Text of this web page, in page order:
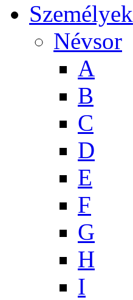
Személyek
Névsor
A
B
C
D
E
F
G
H
I